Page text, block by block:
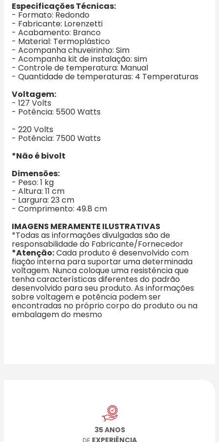
Especificações Técnicas:
- Formato: Redondo
- Fabricante: Lorenzetti
- Acabamento: Branco
- Material: Termoplástico
- Acompanha chuveirinho: Sim
- Acompanha kit de instalação: sim
- Controle de temperatura: Manual
- Quantidade de temperaturas: 4 Temperaturas
Voltagem:
- 127 Volts
- Potência: 5500 Watts
- 220 Volts
- Potência: 7500 Watts
*Não é bivolt
Dimensões:
- Peso: 1 kg
- Altura: 11 cm
- Largura: 23 cm
- Comprimento: 49.8 cm
IMAGENS MERAMENTE ILUSTRATIVAS
*Todas as informações divulgadas são de
responsabilidade do Fabricante/Fornecedor
*Atenção:Cada produto é desenvolvido com
fiação interna para suportar uma determinada
voltagem. Nunca coloque uma resistência que
tenha características diferentes do padrão
desenvolvido para seu produto. As informações
sobre voltagem e potência podem ser
encontradas no próprio corpo do produto ou na
embalagem do mesmo
35 ANOS
DE EXPERIÊNCIA